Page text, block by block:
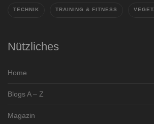
TECHNIK TRAINING & FITNESS
Nützliches
Home
Blogs A – Z
Magazin